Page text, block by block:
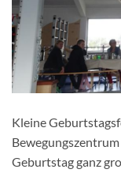
Kleine
Geburtstag ganz